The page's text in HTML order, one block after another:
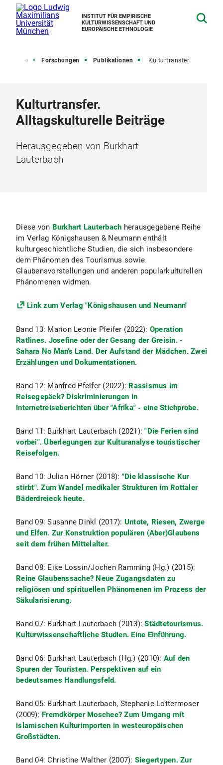
INSTITUT FÜR EMPIRISCHE
KULTURWISSENSCHAFT UND
EUROPÄISCHE ETHNOLOGIE
Startseite Forschungen Publikationen Kulturtransfer
Kulturtransfer.
Alltagskulturelle Beiträge
Herausgegeben von Burkhart
Lauterbach
Diese von Burkhart Lauterbach herausgegebene Reihe
im Verlag Königshausen & Neumann enthält
kulturgeschichtliche Studien, die sich insbesondere
dem Phänomen des Tourismus sowie
Glaubensvorstellungen und anderen popularkulturellen
Phänomenen widmen.
Link zum Verlag "Königshausen und Neumann"
Band 13: Marion Leonie Pfeifer (2022): Operation
Ratlines. Josefine oder der Gesang der Greisin. -
Sahara No Man's Land. Der Aufstand der Mädchen. Zwei
Erzählungen und Dokumentationen.
Band 12: Manfred Pfeifer (2022): Rassismus im
Reisegepäck? Diskriminierungen in
Internetreiseberichten über "Afrika" - eine Stichprobe.
Band 11: Burkhart Lauterbach (2021):"Die Ferien sind
vorbei". Überlegungen zur Kulturanalyse touristischer
Reisefolgen.
Band 10: Julian Hörner (2018): "Die klassische Kur
stirbt". Zum Wandel medikaler Strukturen im Rottaler
Bäderdreieck heute.
Band 09: Susanne Dinkl (2017): Untote, Riesen, Zwerge
und Elfen. Zur Konstruktion populären (Aber)Glaubens
seit dem frühen Mittelalter.
Band 08: Eike Lossin/Jochen Ramming (Hg.) (2015):
Reine Glaubenssache? Neue Zugangsdaten zu
religiösen und spirituellen Phänomenen im Prozess der
Säkularisierung.
Band 07: Burkhart Lauterbach (2013):Städtetourismus.
Kulturwissenschaftliche Studien. Eine Einführung.
Band 06: Burkhart Lauterbach (Hg.) (2010): Auf den
Spuren der Touristen. Perspektiven auf ein
bedeutsames Handlungsfeld.
Band 05: Burkhart Lauterbach, Stephanie Lottermoser
(2009): Fremdkörper Moschee? Zum Umgang mit
islamischen Kulturimporten in westeuropäischen
Großstädten.
Band 04: Christine Walther (2007): Siegertypen. Zur